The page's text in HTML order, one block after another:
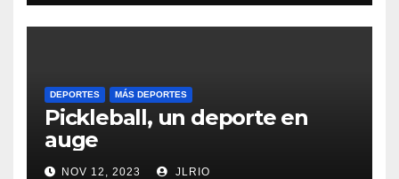
DEPORTES MÁS DEPORTES
Pickleball, un deporte en
auge
NOV 12, 2023 JLRIO